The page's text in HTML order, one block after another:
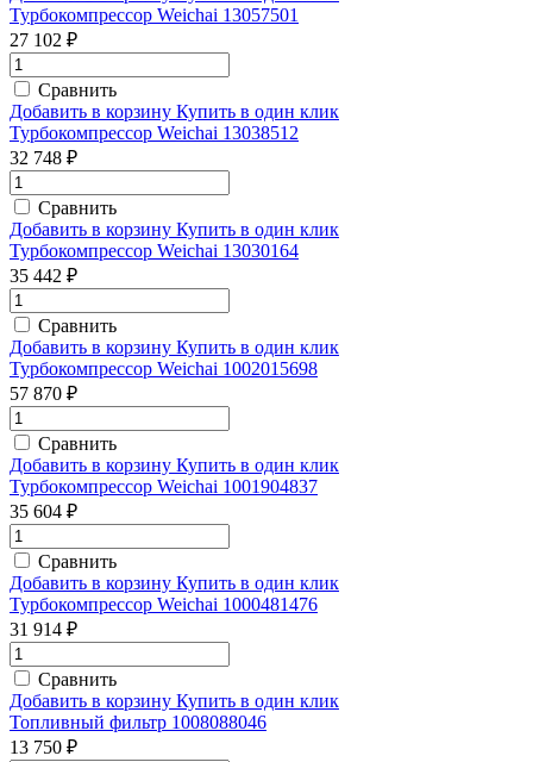
Турбокомпрессор Weichai 13057501
27 102 ₽
Сравнить
Добавить в корзину Купить в один клик
Турбокомпрессор Weichai 13038512
32 748 ₽
Сравнить
Добавить в корзину Купить в один клик
Турбокомпрессор Weichai 13030164
35 442 ₽
Сравнить
Добавить в корзину Купить в один клик
Турбокомпрессор Weichai 1002015698
57 870 ₽
Сравнить
Добавить в корзину Купить в один клик
Турбокомпрессор Weichai 1001904837
35 604 ₽
Сравнить
Добавить в корзину Купить в один клик
Турбокомпрессор Weichai 1000481476
31 914 ₽
Сравнить
Добавить в корзину Купить в один клик
Топливный фильтр 1008088046
13 750 ₽